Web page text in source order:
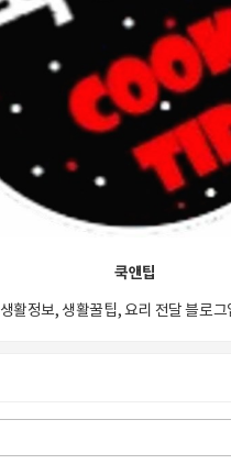
쿡앤팁
생활정보, 생활꿀팁, 요리 전달 블로그